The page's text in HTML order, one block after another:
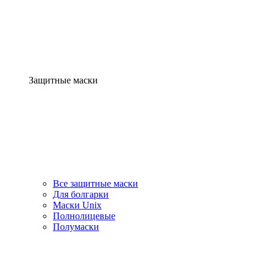
Защитные маски
Все защитные маски
Для болгарки
Маски Unix
Полнолицевые
Полумаски